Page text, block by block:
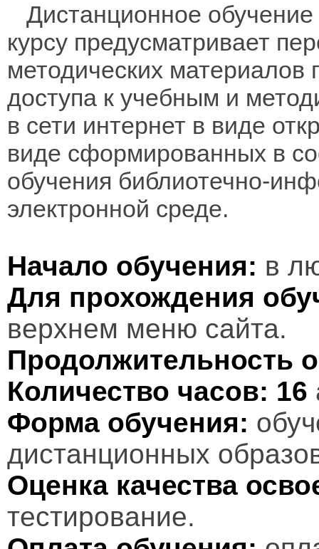
Дистанционное
курсу предусматривает
методических материалов
доступа к учебным и
в сети интернет в виде
виде сформированных в
обучения библиотечно-
электронной среде.
Начало обучения: в
Для прохождения
верхнем меню сайта.
Продолжительность
Количество часов: 16
Форма обучения:
дистанционных
Оценка качества
тестирование.